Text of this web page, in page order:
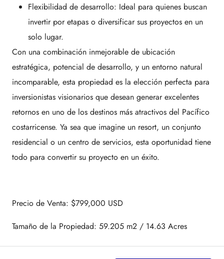
Flexibilidad de desarrollo: Ideal para quienes buscan
invertir por etapas o diversificar sus proyectos en un
solo lugar.
Con una combinación inmejorable de ubicación
estratégica, potencial de desarrollo, y un entorno natural
incomparable, esta propiedad es la elección perfecta para
inversionistas visionarios que desean generar excelentes
retornos en uno de los destinos más atractivos del Pacífico
costarricense. Ya sea que imagine un resort, un conjunto
residencial o un centro de servicios, esta oportunidad tiene
todo para convertir su proyecto en un éxito.
Precio de Venta: $799,000 USD
Tamaño de la Propiedad: 59.205 m2 / 14.63 Acres